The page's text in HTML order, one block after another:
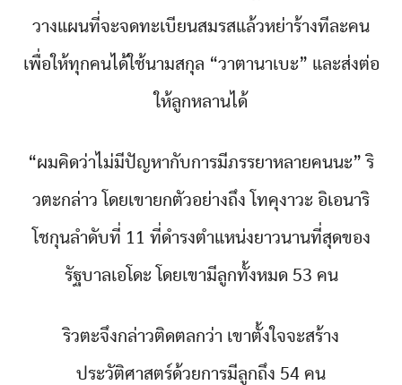
วางแผนที่จะจดทะเบียนสมรสแล้วหย่าร้างทีละคน
เพื่อให้ทุกคนได้ใช้นามสกุล “วาตานาเบะ” และส่งต่อ
ให้ลูกหลานได้
“ผมคิดว่าไม่มีปัญหากับการมีภรรยาหลายคนนะ” ริ
วตะกล่าว โดยเขายกตัวอย่างถึง โทคุงาวะ อิเอนาริ
โชกุนลำดับที่ 11 ที่ดำรงตำแหน่งยาวนานที่สุดของ
รัฐบาลเอโดะ โดยเขามีลูกทั้งหมด 53 คน
ริวตะจึงกล่าวติดตลกว่า เขาตั้งใจจะสร้าง
ประวัติศาสตร์ด้วยการมีลูกถึง 54 คน